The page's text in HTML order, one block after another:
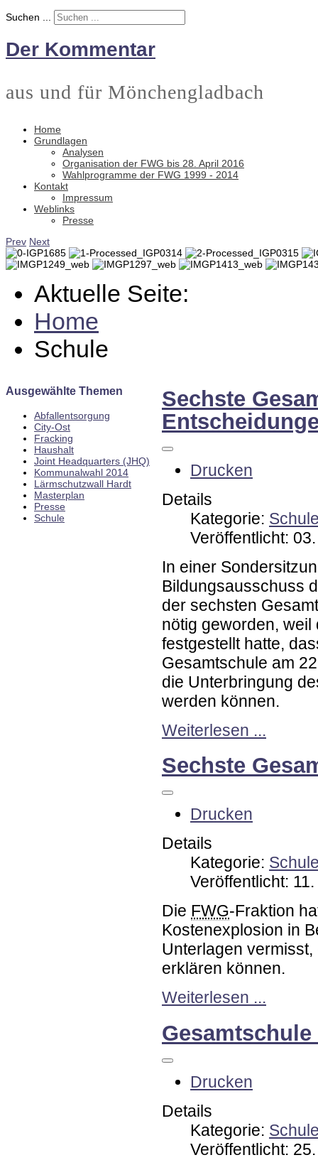
Suchen ...
Der Kommentar
aus und für Mönchengladbach
Home
Grundlagen
Analysen
Organisation der FWG bis 28. April 2016
Wahlprogramme der FWG 1999 - 2014
Kontakt
Impressum
Weblinks
Presse
Prev Next
Aktuelle Seite:
Home
Schule
Ausgewählte Themen
Abfallentsorgung
City-Ost
Fracking
Haushalt
Joint Headquarters (JHQ)
Kommunalwahl 2014
Lärmschutzwall Hardt
Masterplan
Presse
Schule
Sechste
Drucken
Details
Kategorie:
Veröffentlicht:
In einer
Bildungsausschuss
der sechsten
nötig geworden,
festgestellt hatte,
Gesamtschule am
die Unterbringung
werden können.
Weiterlesen ...
Sechste
Drucken
Details
Kategorie:
Veröffentlicht:
Die FWG-Fraktion
Kostenexplosion in
Unterlagen
erklären können.
Weiterlesen ...
Drucken
Details
Kategorie:
Veröffentlicht: